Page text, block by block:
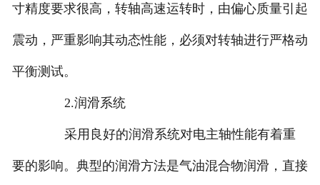
寸精度要求很高，转轴高速运转时，由偏心质量引起
震动，严重影响其动态性能，必须对转轴进行严格动
平衡测试。
2.润滑系统
采用良好的润滑系统对电主轴性能有着重
要的影响。典型的润滑方法是气油混合物润滑，直接